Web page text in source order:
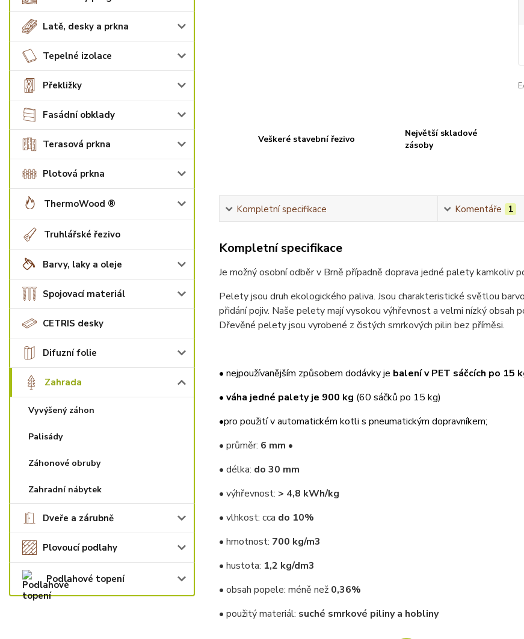
Latě, desky a prkna
Tepelné izolace
Překližky
Fasádní obklady
Terasová prkna
Plotová prkna
ThermoWood ®
Truhlářské řezivo
Barvy, laky a oleje
Spojovací materiál
CETRIS desky
Difuzní folie
Zahrada
Vyvýšený záhon
Palisády
Záhonové obruby
Zahradní nábytek
Dveře a zárubně
Plovoucí podlahy
Podlahové topení
Veškeré stavební řezivo
Největší skladové
zásoby
Kompletní specifikace Komentáře 1
Kompletní specifikace
Je možný osobní odběr v Brně případně doprava jedné palety kamkoliv
Pelety jsou druh ekologického paliva. Jsou charakteristické světlou
přidání pojiv. Naše pelety mají vysokou výhřevnost a velmi nízký obsah
Dřevěné pelety jsou vyrobené z čistých smrkových pilin bez příměsi.
• nejpoužívanějším způsobem dodávky je balení v PET sáčcích po 15
• váha jedné palety je 900 kg (60 sáčků po 15 kg)
•pro použití v automatickém kotli s pneumatickým dopravníkem;
• průměr: 6 mm •
• délka: do 30 mm
• výhřevnost: > 4,8 kWh/kg
• vlhkost: cca do 10%
• hmotnost: 700 kg/m3
• hustota: 1,2 kg/dm3
• obsah popele: méně než0,36%
• použitý materiál: suché smrkové piliny a hobliny